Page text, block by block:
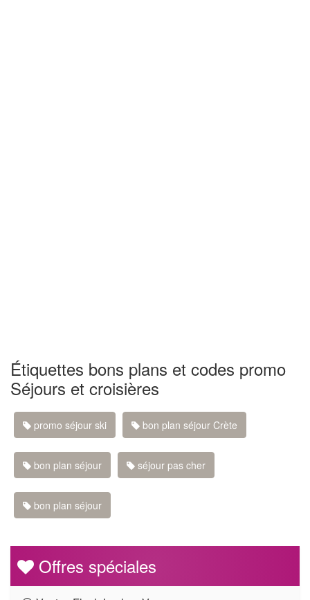
Étiquettes bons plans et codes promo
Séjours et croisières
promo séjour ski bon plan séjour Crète
bon plan séjour séjour pas cher
bon plan séjour
Offres spéciales